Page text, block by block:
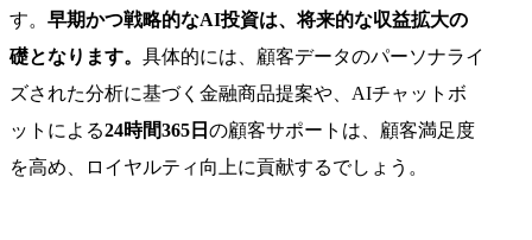
す。 早期かつ戦略的なAI投資は、将来的な収益拡大の
礎となります。 具体的には、顧客データのパーソナライ
ズされた分析に基づく金融商品提案や、AIチャットボ
ットによる24時間365日 の顧客サポートは、顧客満足度
を高め、ロイヤルティ向上に貢献するでしょう。